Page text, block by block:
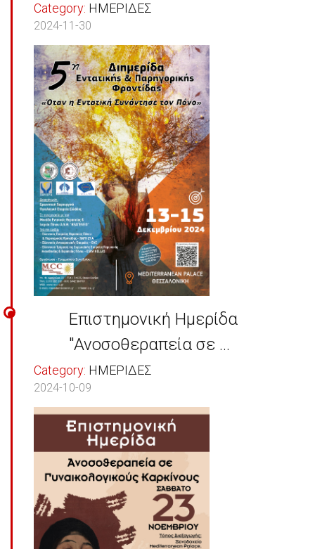
Category: ΗΜΕΡΙΔΕΣ
2024-11-30
Επιστημονική Ημερίδα
"Ανοσοθεραπεία σε ...
Category: ΗΜΕΡΙΔΕΣ
2024-10-09